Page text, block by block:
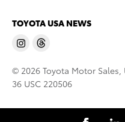
TOYOTA USA NEWS
© 2026 Toyota Motor Sales,
36 USC 220506